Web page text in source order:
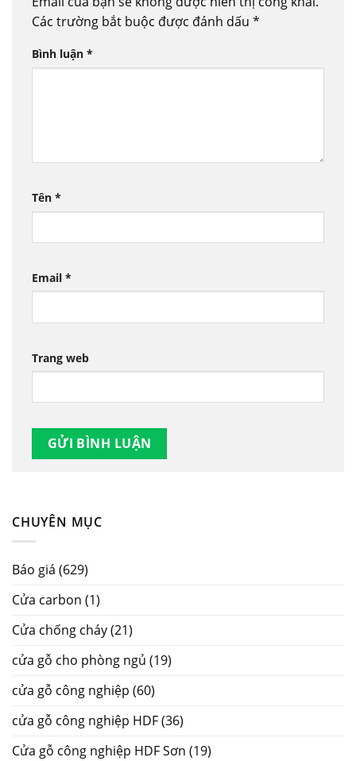
CHUYÊN MỤC
Báo giá (629)
Cửa carbon (1)
Cửa chống cháy(21)
cửa gỗ cho phòng ngủ (19)
cửa gỗ công nghiệp (60)
cửa gỗ công nghiệp HDF(36)
Cửa gỗ công nghiệp HDF Sơn (19)
Các trường bắt buộc được đánh dấu *
Bình luận *
Tên *
Email *
Trang web